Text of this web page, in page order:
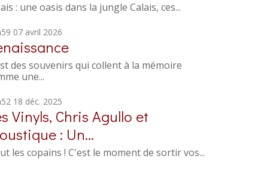
: une oasis dans la jungle Calais, ces...
07 avril 2026
des souvenirs qui collent à la mémoire
une...
18 déc. 2025
Vinyls, Chris Agullo et
: Un...
les copains ! C'est le moment de sortir vos...